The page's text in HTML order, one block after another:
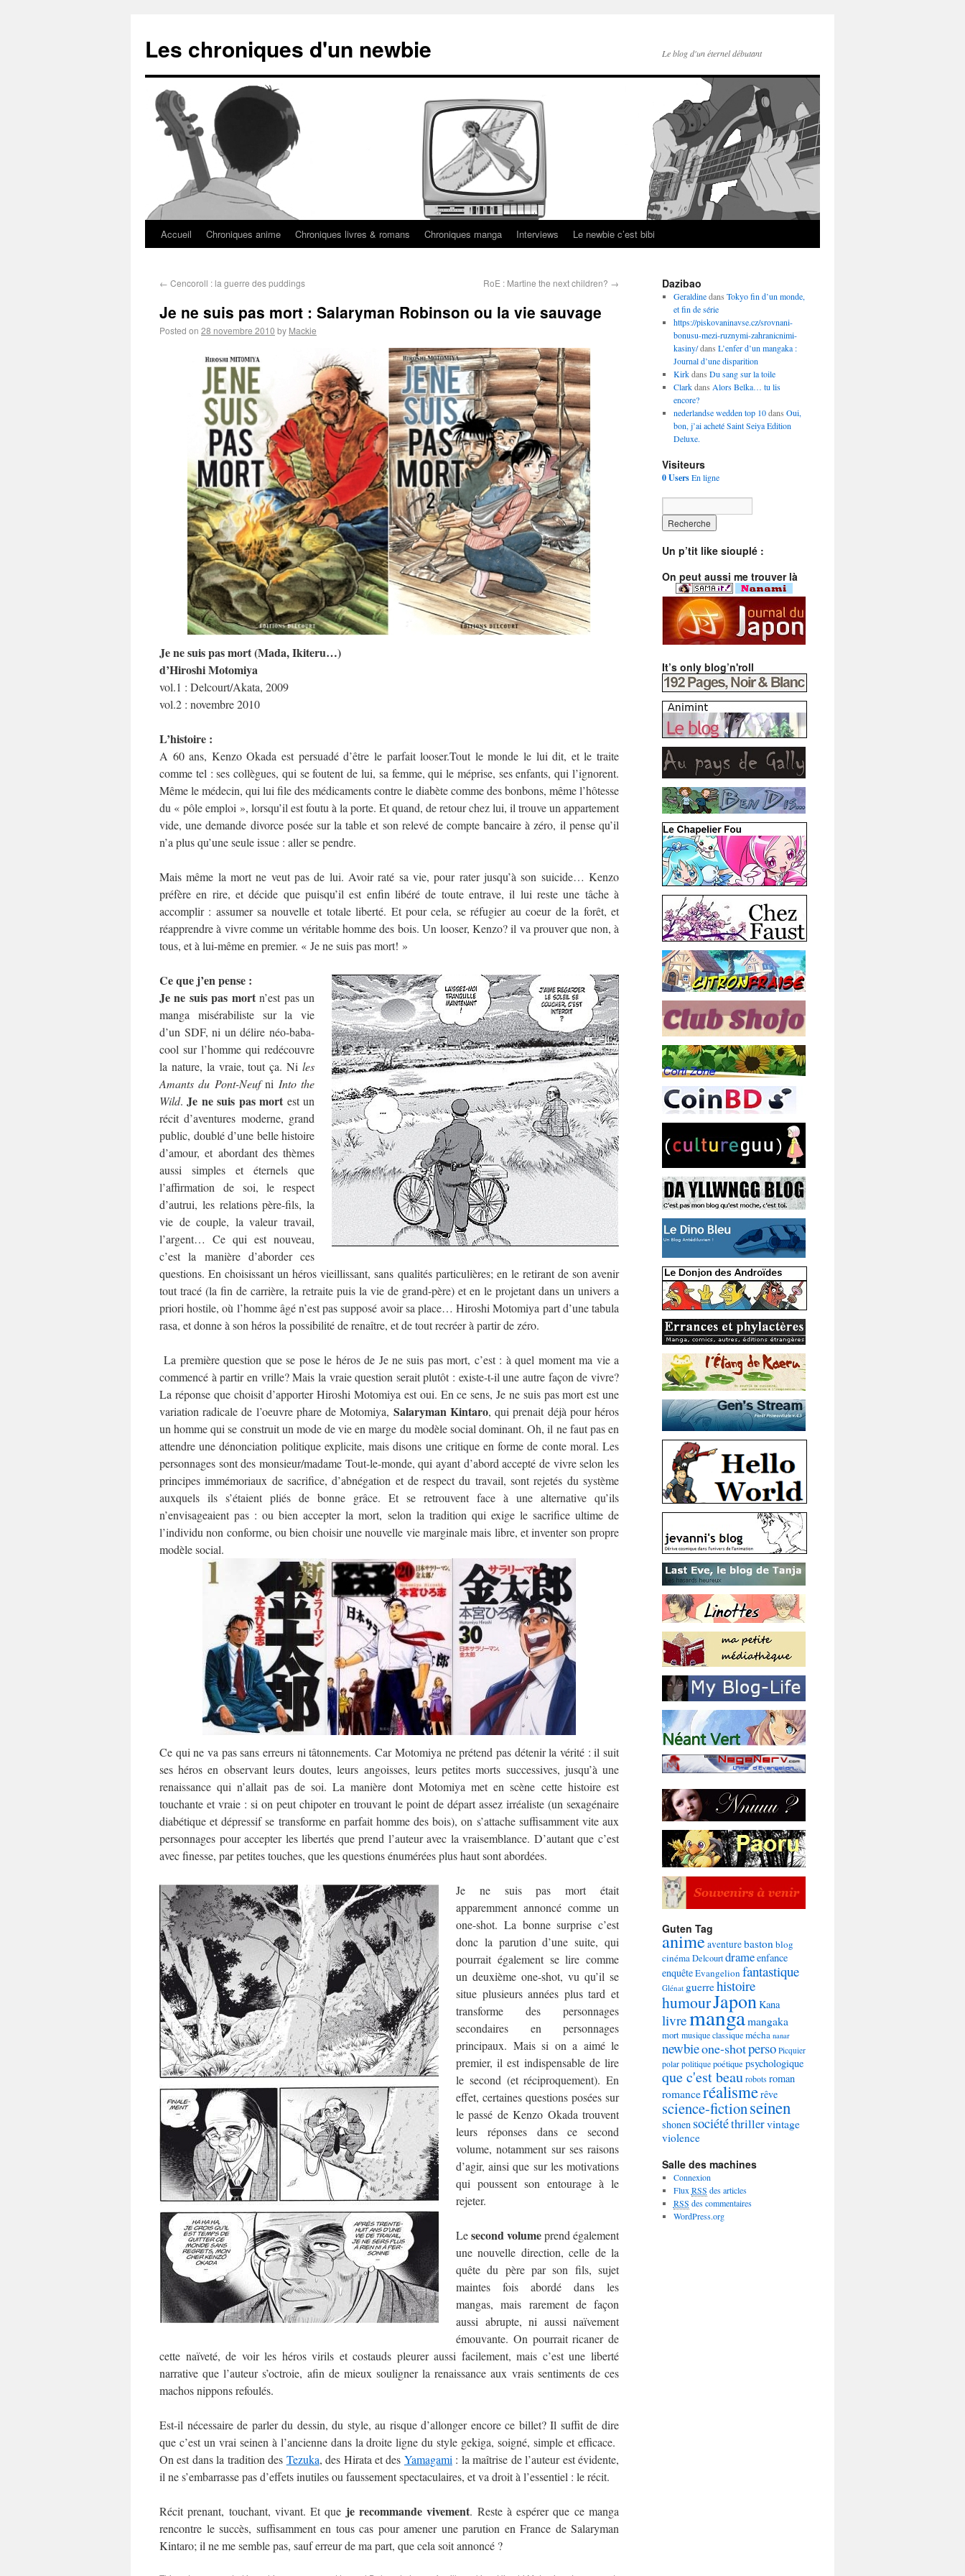
Les chroniques d'un newbie Le blog d'un éternel débutant
Accueil Chroniques anime Chroniques livres & romans Chroniques manga Interviews Le newbie c’est bibi
← Cencoroll : la guerre des puddings RoE : Martine the next children? →
Je ne suis pas mort : Salaryman Robinson ou la vie sauvage
Posted on 28 novembre 2010 by Mackie
Je ne suis pas mort (Mada, Ikiteru…)
d’Hiroshi Motomiya
vol.1 : Delcourt/Akata, 2009
vol.2 : novembre 2010
L’histoire :
A 60 ans, Kenzo Okada est persuadé d’être le parfait looser.Tout le monde le lui dit, et le traite
comme tel : ses collègues, qui se foutent de lui, sa femme, qui le méprise, ses enfants, qui l’ignorent.
Même le médecin, qui lui file des médicaments contre le diabète comme des bonbons, même l’hôtesse
du « pôle emploi », lorsqu’il est foutu à la porte. Et quand, de retour chez lui, il trouve un appartement
vide, une demande divorce posée sur la table et son relevé de compte bancaire à zéro, il pense qu’il
n’a plus qu’une seule issue : aller se pendre.
Mais même la mort ne veut pas de lui. Avoir raté sa vie, pour rater jusqu’à son suicide… Kenzo
préfère en rire, et décide que puisqu’il est enfin libéré de toute entrave, il lui reste une tâche à
accomplir : assumer sa nouvelle et totale liberté. Et pour cela, se réfugier au coeur de la forêt, et
réapprendre à vivre comme un véritable homme des bois. Un looser, Kenzo? il va prouver que non, à
tous, et à lui-même en premier. « Je ne suis pas mort! »
Ce que j’en pense :
Je ne suis pas mortn’est pas un
manga misérabiliste sur la vie
d’un SDF, ni un délire néo-baba-
cool sur l’homme qui redécouvre
la nature, la vraie, tout ça. Ni les
Amants du Pont-Neufni Into the
Wild.Je ne suis pas mort est un
récit d’aventures moderne, grand
public, doublé d’une belle histoire
d’amour, et abordant des thèmes
aussi simples et éternels que
l’affirmation de soi, le respect
d’autrui, les relations père-fils, la
vie de couple, la valeur travail,
l’argent… Ce qui est nouveau,
c’est la manière d’aborder ces
questions. En choisissant un héros vieillissant, sans qualités particulières; en le retirant de son avenir
tout tracé (la fin de carrière, la retraite puis la vie de grand-père) et en le projetant dans un univers a
priori hostile, où l’homme âgé n’est pas supposé avoir sa place… Hiroshi Motomiya part d’une tabula
rasa, et donne à son héros la possibilité de renaître, et de tout recréer à partir de zéro.
La première question que se pose le héros de Je ne suis pas mort, c’est : à quel moment ma vie a
commencé à partir en vrille? Mais la vraie question serait plutôt : existe-t-il une autre façon de vivre?
La réponse que choisit d’apporter Hiroshi Motomiya est oui. En ce sens, Je ne suis pas mort est une
variation radicale de l’oeuvre phare de Motomiya, Salaryman Kintaro, qui prenait déjà pour héros
un homme qui se construit un mode de vie en marge du modèle social dominant. Oh, il ne faut pas en
attendre une dénonciation politique explicite, mais disons une critique en forme de conte moral. Les
personnages sont des monsieur/madame Tout-le-monde, qui ayant d’abord accepté de vivre selon les
principes immémoriaux de sacrifice, d’abnégation et de respect du travail, sont rejetés du système
auxquels ils s’étaient pliés de bonne grâce. Et se retrouvent face à une alternative qu’ils
n’envisageaient pas : ou bien accepter la mort, selon la tradition qui exige le sacrifice ultime de
l’individu non conforme, ou bien choisir une nouvelle vie marginale mais libre, et inventer son propre
modèle social.
Ce qui ne va pas sans erreurs ni tâtonnements. Car Motomiya ne prétend pas détenir la vérité : il suit
ses héros en observant leurs doutes, leurs angoisses, leurs petites morts successives, jusqu’à une
renaissance qui n’allait pas de soi. La manière dont Motomiya met en scène cette histoire est
touchante et vraie : si on peut chipoter en trouvant le point de départ assez irréaliste (un sexagénaire
diabétique et dépressif se transforme en parfait homme des bois), on s’attache suffisamment vite aux
personnages pour accepter les libertés que prend l’auteur avec la vraisemblance. D’autant que c’est
avec finesse, par petites touches, que les questions énumérées plus haut sont abordées.
Je ne suis pas mort était
apparemment annoncé comme un
one-shot. La bonne surprise c’est
donc la parution d’une suite, qui
pourrait également se lire comme
un deuxième one-shot, vu qu’il se
situe plusieurs années plus tard et
transforme des personnages
secondaires en personnages
principaux. Mais si on a aimé le
premier, il est indispensable de lire
le second (et réciproquement). En
effet, certaines questions posées sur
le passé de Kenzo Okada trouvent
leurs réponses dans ce second
volume, notamment sur ses raisons
d’agir, ainsi que sur les motivations
qui poussent son entourage à le
rejeter.
Lesecond volumeprend également
une nouvelle direction, celle de la
quête du père par son fils, sujet
maintes fois abordé dans les
mangas, mais rarement de façon
aussi abrupte, ni aussi naïvement
émouvante. On pourrait ricaner de
cette naïveté, de voir les héros virils et costauds pleurer aussi facilement, mais c’est une liberté
narrative que l’auteur s’octroie, afin de mieux souligner la renaissance aux vrais sentiments de ces
machos nippons refoulés.
Est-il nécessaire de parler du dessin, du style, au risque d’allonger encore ce billet? Il suffit de dire
que c’est un vrai seinen à l’ancienne dans la droite ligne du style gekiga, soigné, simple et efficace.
On est dans la tradition des Tezuka, des Hirata et des Yamagami : la maîtrise de l’auteur est évidente,
il ne s’embarrasse pas d’effets inutiles ou faussement spectaculaires, et va droit à l’essentiel : le récit.
Récit prenant, touchant, vivant. Et que je recommande vivement. Reste à espérer que ce manga
rencontre le succès, suffisamment en tous cas pour amener une parution en France de Salaryman
Kintaro; il ne me semble pas, sauf erreur de ma part, que cela soit annoncé ?
Dazibao
Geraldinedans Tokyo fin d’un monde,
et fin de série
https://piskovaninavse.cz/srovnani-
bonusu-mezi-ruznymi-zahranicnimi-
kasiny/dans L’enfer d’un mangaka :
Journal d’une disparition
Kirkdans Du sang sur la toile
Clarkdans Alors Belka… tu lis
encore?
nederlandse wedden top 10dans Oui,
bon, j’ai acheté Saint Seiya Edition
Deluxe.
Visiteurs
0 UsersEn ligne
Un p’tit like siouplé :
On peut aussi me trouver là
It’s only blog’n'roll
Guten Tag
animeaventurebaston blog
cinémaDelcourtdrameenfance
enquêteEvangelion fantastique
Glénat guerrehistoire
humourJapon Kana
livremangamangaka
mortmusique classiquemécha nanar
newbieone-shotperso Picquier
polar politique poétique psychologique
que c'est beaurobotsroman
romanceréalismerêve
science-fictionseinen
shonen sociététhrillervintage
violence
Salle des machines
Connexion
Flux RSS des articles
RSS des commentaires
WordPress.org